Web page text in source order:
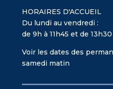
HORAIRES D'ACCUEIL
Du lundi au vendredi :
de 9h à 11h45 et de 13h30
Voir les dates des
samedi matin